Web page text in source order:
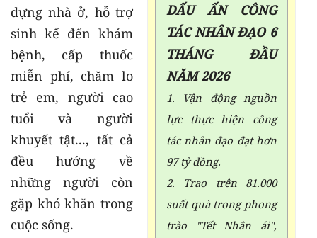
DẤU ẤN CÔNG
TÁC NHÂN ĐẠO 6
THÁNG ĐẦU
NĂM 2026
1. Vận động nguồn
lực thực hiện công
tác nhân đạo đạt hơn
97 tỷ đồng.
2. Trao trên 81.000
suất quà trong phong
trào "Tết Nhân ái",
dựng nhà ở, hỗ trợ
sinh kế đến khám
bệnh, cấp thuốc
miễn phí, chăm lo
trẻ em, người cao
tuổi và người
khuyết tật..., tất cả
đều hướng về
những người còn
gặp khó khăn trong
cuộc sống.